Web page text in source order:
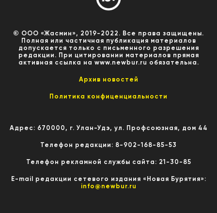
© ООО «Жасмин», 2019-2022. Все права защищены.
Полная или частичная публикация материалов
допускается только с письменного разрешения
редакции. При цитировании материалов прямая
активная ссылка на www.newbur.ru обязательна.
Архив новостей
Политика конфиценциальности
Адрес: 670000, г. Улан-Удэ, ул. Профсоюзная, дом 44
Телефон редакции: 8-902-168-85-53
Телефон рекламной службы сайта: 21-30-85
E-mail редакции сетевого издания «Новая Бурятия»:
info@newbur.ru